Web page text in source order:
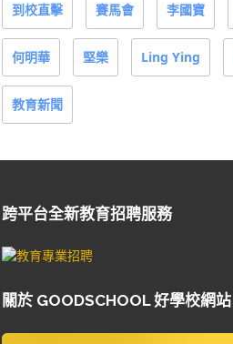
到校直擊 賽馬會 李國寶
何明華 堅樂 Ling Ying
教育新聞
跨平台全新教育招聘服務
關於 GOODSCHOOL 好學校網站